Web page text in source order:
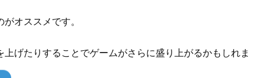
オススメです。
げたりすることでゲームがさらに盛り上がるかもしれま